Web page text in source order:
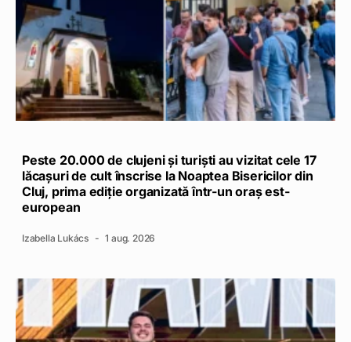
Peste 20.000 de clujeni și turiști au vizitat cele 17
lăcașuri de cult înscrise la Noaptea Bisericilor din
Cluj, prima ediție organizată într-un oraș est-
european
Izabella Lukács 1 aug. 2026